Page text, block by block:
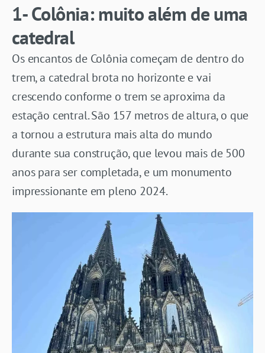
1- Colônia: muito além de uma
catedral
Os encantos de Colônia começam de dentro do
trem, a catedral brota no horizonte e vai
crescendo conforme o trem se aproxima da
estação central. São 157 metros de altura, o que
a tornou a estrutura mais alta do mundo
durante sua construção, que levou mais de 500
anos para ser completada, e um monumento
impressionante em pleno 2024.